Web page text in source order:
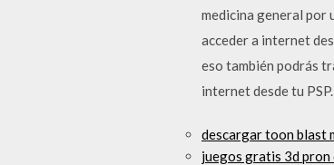
medicina general por
acceder a internet
eso también podrás
internet desde tu PSP.
descargar toon blast
juegos gratis 3d pron